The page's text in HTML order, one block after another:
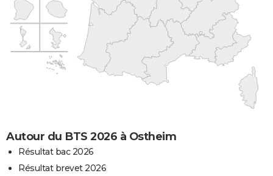
Autour du BTS 2026 à Ostheim
Résultat bac 2026
Résultat brevet 2026